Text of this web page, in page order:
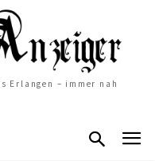
Erlangen – immer nah